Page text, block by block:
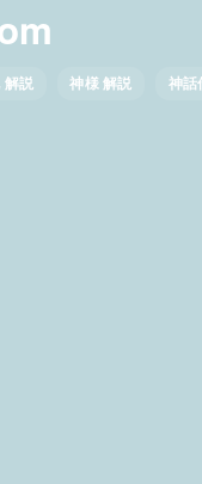
解説 神様 解説 神話